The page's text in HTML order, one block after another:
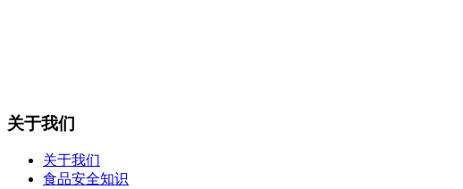
关于我们
关于我们
食品安全知识